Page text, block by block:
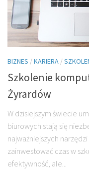
BIZNES /KARIERA /
Szkolenie
Żyrardów
W dzisiejszym świecie
biurowych stają się
najważniejszych
zainwestować czas w
efektywność, ale...